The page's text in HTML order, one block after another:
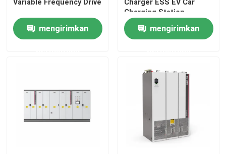
Variable Frequency Drive
mengirimkan
Charger ESS EV Car
Charging Station
Portable
mengirimkan